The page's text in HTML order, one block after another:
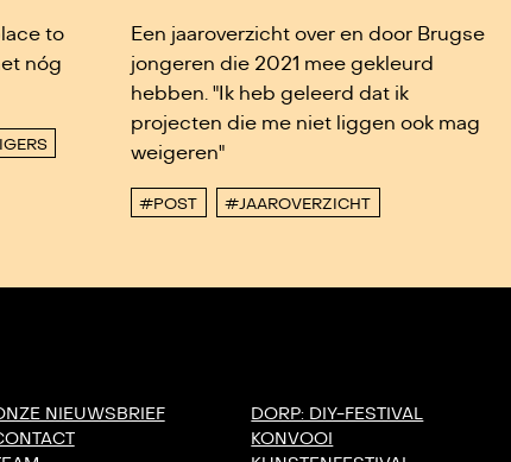
to
nóg
Een jaaroverzicht over en door Brugse
jongeren die 2021 mee gekleurd
hebben. "Ik heb geleerd dat ik
projecten die me niet liggen ook mag
weigeren"
#POST #JAAROVERZICHT
NIEUWSBRIEF
DORP: DIY-FESTIVAL
KONVOOI